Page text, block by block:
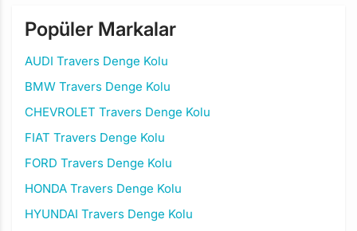
Popüler Markalar
AUDI Travers Denge Kolu
BMW Travers Denge Kolu
CHEVROLET Travers Denge Kolu
FIAT Travers Denge Kolu
FORD Travers Denge Kolu
HONDA Travers Denge Kolu
HYUNDAI Travers Denge Kolu